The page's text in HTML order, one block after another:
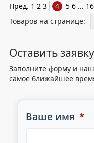
Пред. 1 2 3 4 5 6 ... 16
Товаров на странице:
Оставить заявку
Заполните форму и
самое ближайшее
Ваше имя *